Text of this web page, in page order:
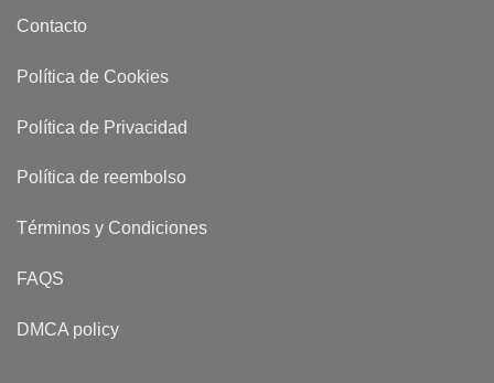
Contacto
Política de Cookies
Política de Privacidad
Política de reembolso
Términos y Condiciones
FAQS
DMCA policy